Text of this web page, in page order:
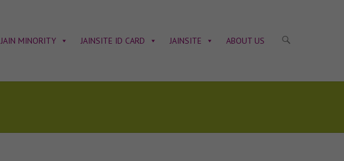
JAIN MINORITY JAINSITE ID CARD JAINSITE ABOUT US